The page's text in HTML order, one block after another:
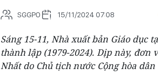
SGGPO 15/11/2024 07:08
Sáng 15-11, Nhà xuất bản Giáo dục
thành lập (1979-2024). Dịp này,
Nhất do Chủ tịch nước Cộng hòa